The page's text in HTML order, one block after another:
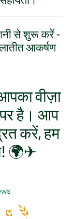
से शुरू करें -
आकर्षण
वीज़ा
पर है। आप
करें, हम
🌍✈